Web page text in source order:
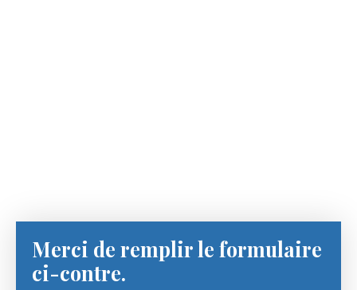
Merci de remplir le formulaire
ci-contre.